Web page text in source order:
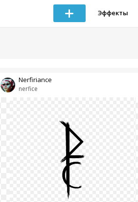
Эффекты
nerfice
Nerfiriance